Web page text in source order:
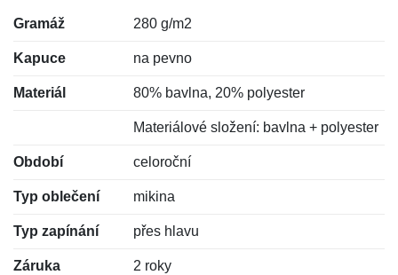
Gramáž 280 g/m2
Kapuce na pevno
Materiál 80% bavlna, 20% polyester
Materiálové složení: bavlna + polyester
Období celoroční
Typ oblečení mikina
Typ zapínání přes hlavu
Záruka 2 roky